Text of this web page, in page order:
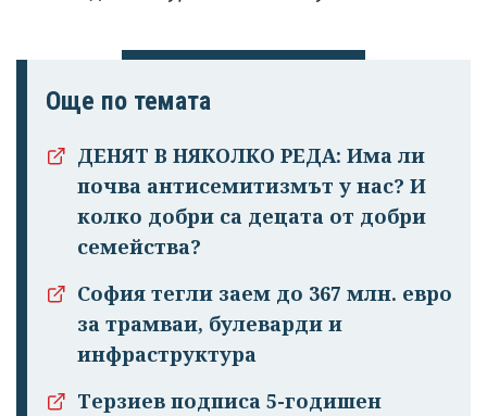
Успешно
излязохте от
профила си!
Още по темата
ДЕНЯТ В НЯКОЛКО РЕДА: Има ли
почва антисемитизмът у нас? И
колко добри са децата от добри
семейства?
София тегли заем до 367 млн. евро
за трамваи, булеварди и
инфраструктура
Терзиев подписа 5-годишен